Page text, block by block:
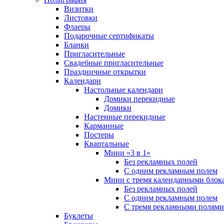
Визитки
Листовки
Флаеры
Подарочные сертификаты
Бланки
Пригласительные
Свадебные пригласительные
Праздничные открытки
Календари
Настольные календари
Домики перекидные
Домики
Настенные перекидные
Карманные
Постеры
Квартальные
Мини «3 в 1»
Без рекламных полей
С одним рекламным полем
Мини с тремя календарными
Без рекламных полей
С одним рекламным полем
С тремя рекламными полями
Буклеты